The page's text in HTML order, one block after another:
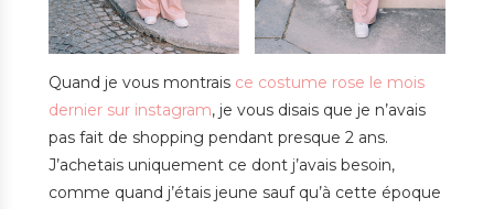
Quand je vous montrais ce costume rose le mois
dernier sur instagram, je vous disais que je n’avais
pas fait de shopping pendant presque 2 ans.
J’achetais uniquement ce dont j’avais besoin,
comme quand j’étais jeune sauf qu’à cette époque